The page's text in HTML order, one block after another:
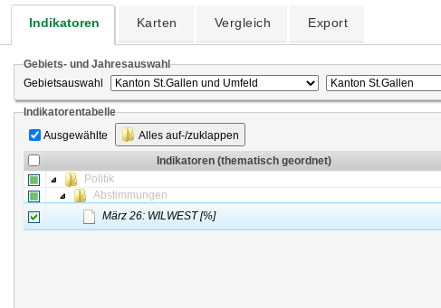
Indikatoren Karten Vergleich Export
Gebiets- und Jahresauswahl
Gebietsauswahl
Indikatorentabelle
Ausgewählte
Alles auf-/zuklappen
Indikatoren (thematisch geordnet)
Politik
Abstimmungen
März 26: WILWEST [%]